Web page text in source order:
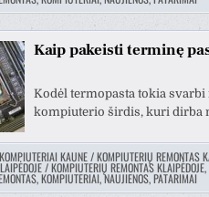
Kaip pakeisti terminę
Kodėl termopasta tokia
kompiuterio širdis, kuri dirba
KOMPIUTERIAI KAUNE / KOMPIUTERIŲ REMONTAS
/ KOMPIUTERIŲ REMONTAS KLAIPĖDOJE,
KOMPIUTERIAI, NAUJIENOS, PATARIMAI